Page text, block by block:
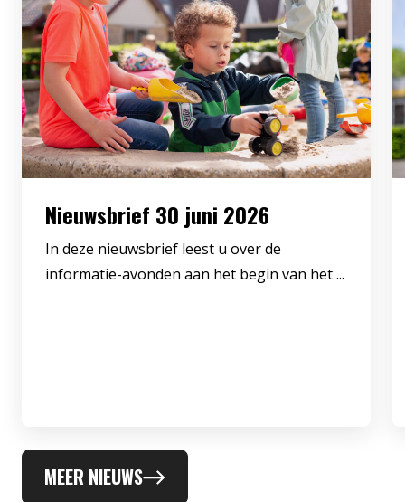
Nieuwsbrief 30 juni 2026
In deze nieuwsbrief leest u over de
informatie-avonden aan het begin van het ...
MEER NIEUWS